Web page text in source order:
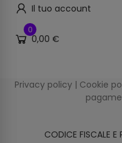
Il tuo account
0
0,00 €
Privacy policy | Cookie
CODICE FISCALE